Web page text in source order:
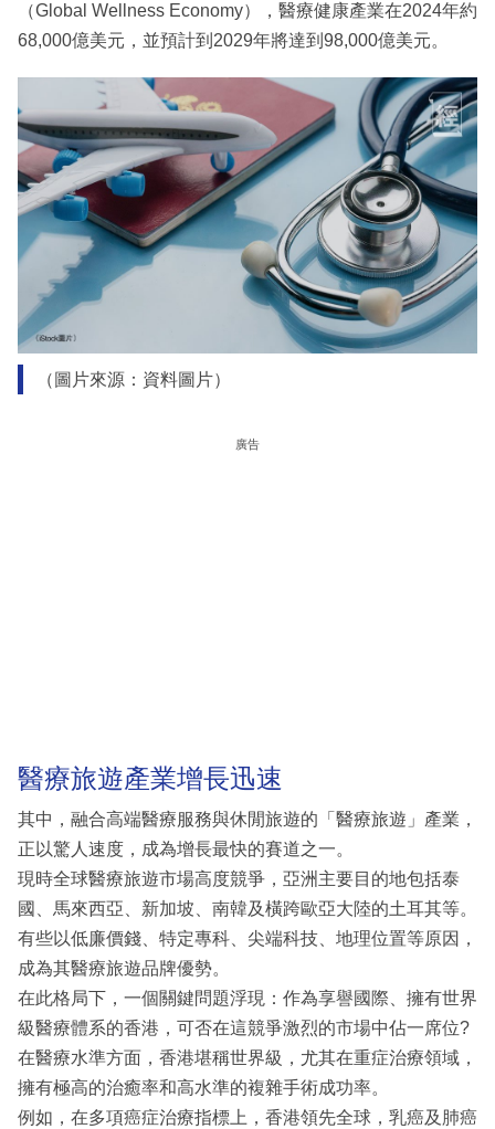
（Global Wellness Economy），醫療健康產業在2024年約
68,000億美元，並預計到2029年將達到98,000億美元。
（圖片來源：資料圖片）
廣告
醫療旅遊產業增長迅速
其中，融合高端醫療服務與休閒旅遊的「醫療旅遊」產業，
正以驚人速度，成為增長最快的賽道之一。
現時全球醫療旅遊市場高度競爭，亞洲主要目的地包括泰
國、馬來西亞、新加坡、南韓及橫跨歐亞大陸的土耳其等。
有些以低廉價錢、特定專科、尖端科技、地理位置等原因，
成為其醫療旅遊品牌優勢。
在此格局下，一個關鍵問題浮現：作為享譽國際、擁有世界
級醫療體系的香港，可否在這競爭激烈的市場中佔一席位?
在醫療水準方面，香港堪稱世界級，尤其在重症治療領域，
擁有極高的治癒率和高水準的複雜手術成功率。
例如，在多項癌症治療指標上，香港領先全球，乳癌及肺癌